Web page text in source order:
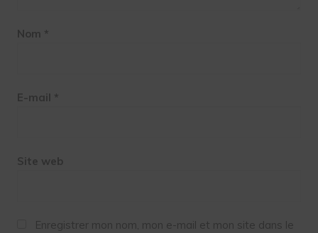
Nom *
E-mail *
Site web
Enregistrer mon nom, mon e-mail et mon site dans le